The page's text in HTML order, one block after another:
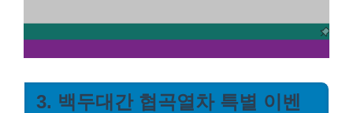
3. 백두대간 협곡열차 특별 이벤